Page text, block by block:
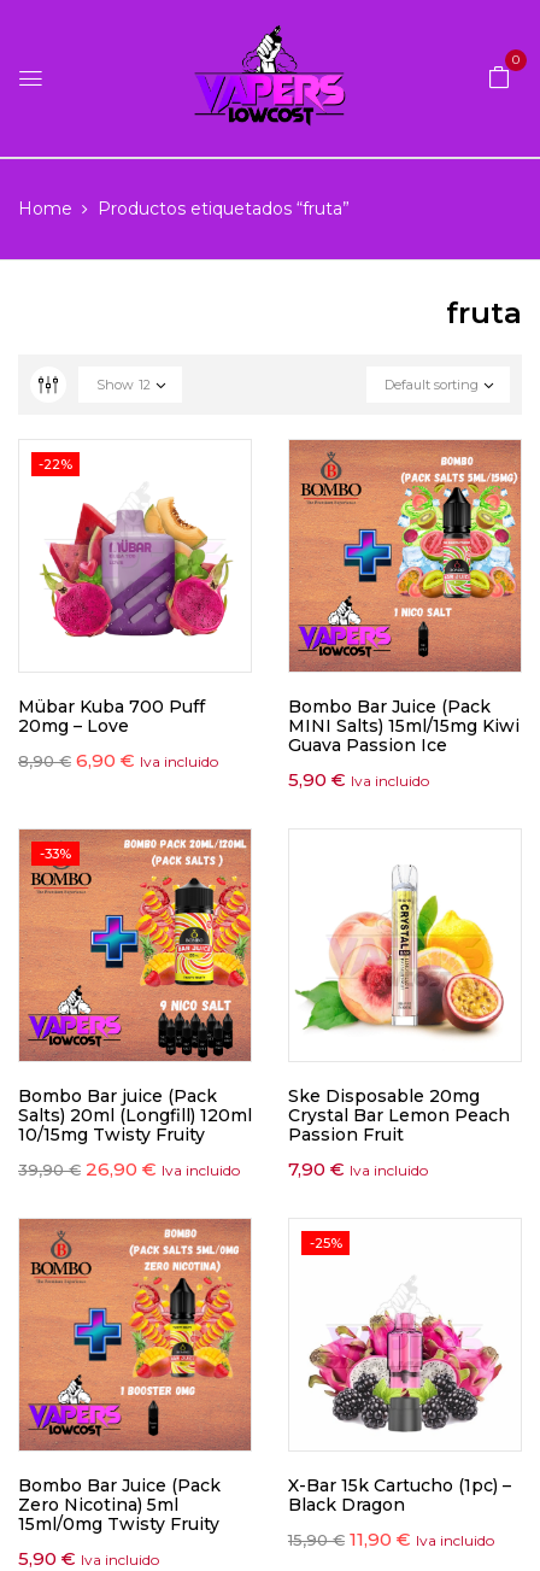
0
Home Productos etiquetados “fruta”
fruta
Default sorting
Show 12
-22%
Mübar Kuba 700 Puff
20mg – Love
8,90€ 6,90 € Iva incluido
Bombo Bar Juice (Pack
MINI Salts) 15ml/15mg Kiwi
Guava Passion Ice
5,90 € Iva incluido
-33%
Bombo Bar juice (Pack
Salts) 20ml (Longfill) 120ml
10/15mg Twisty Fruity
39,90€ 26,90 € Iva incluido
Ske Disposable 20mg
Crystal Bar Lemon Peach
Passion Fruit
7,90 € Iva incluido
Bombo Bar Juice (Pack
Zero Nicotina) 5ml
15ml/0mg Twisty Fruity
5,90 € Iva incluido
-25%
X-Bar 15k Cartucho (1pc) –
Black Dragon
15,90€ 11,90 € Iva incluido